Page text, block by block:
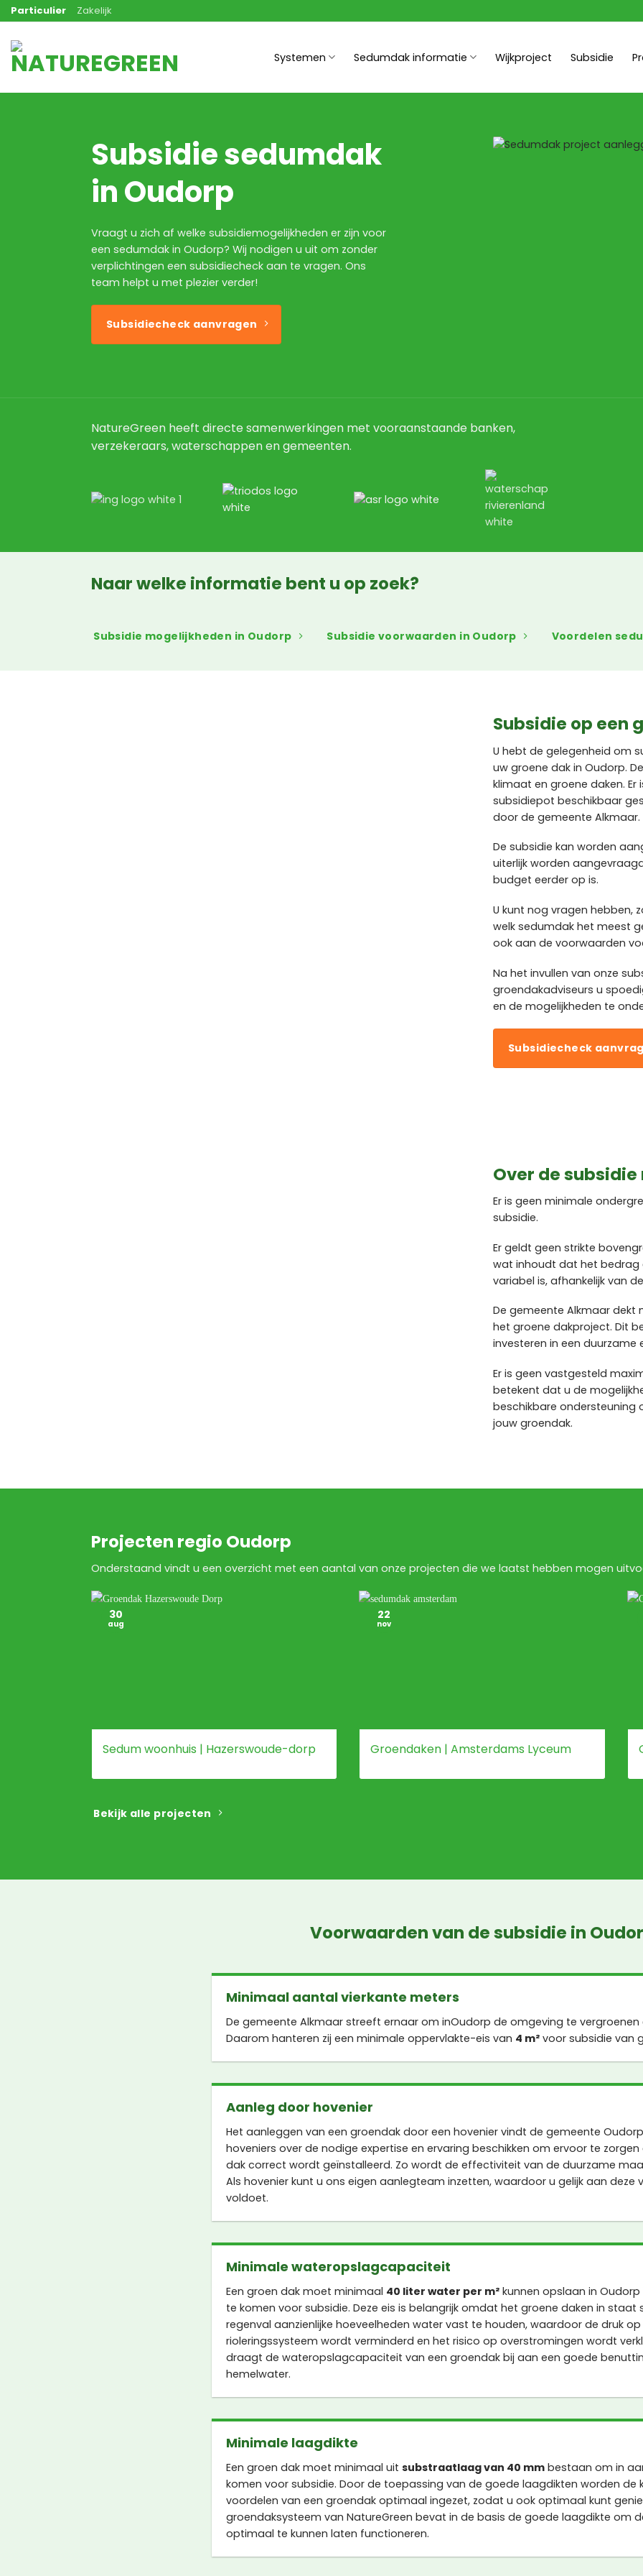
Ga
naar
inhoud
Particulier Zakelijk
Systemen Sedumdak informatie Wijkproject Subsidie
Subsidie sedumdak
in Oudorp
Vraagt u zich af welke subsidiemogelijkheden er zijn voor
een sedumdak in Oudorp? Wij nodigen u uit om zonder
verplichtingen een subsidiecheck aan te vragen. Ons
team helpt u met plezier verder!
Subsidiecheck aanvragen
NatureGreen heeft directe samenwerkingen met vooraanstaande banken,
verzekeraars, waterschappen en gemeenten.
Naar welke informatie bent u op zoek?
Subsidie mogelijkheden in Oudorp Subsidie voorwaarden in Oudorp Voordelen
Subsidie op een
U hebt de gelegenheid om
uw groene dak in Oudorp.
klimaat en groene daken.
subsidiepot beschikbaar
door de gemeente Alkmaar.
De subsidie kan worden
uiterlijk worden
budget eerder op is.
U kunt nog vragen hebben,
welk sedumdak het meest
ook aan de voorwaarden
Na het invullen van onze
groendakadviseurs u
en de mogelijkheden te
Subsidiecheck
Over de
Er is geen minimale
subsidie.
Er geldt geen strikte
wat inhoudt dat het bedrag
variabel is, afhankelijk van
De gemeente Alkmaar dekt
het groene dakproject. Dit
investeren in een duurzame
Er is geen vastgesteld
betekent dat u de
beschikbare ondersteuning
jouw groendak.
Projecten regio Oudorp
Onderstaand vindt u een overzicht met een aantal van onze projecten die we laatst hebben mogen
Sedum woonhuis | Hazerswoude-dorp
30
aug
Groendaken | Amsterdams Lyceum
22
nov
Bekijk alle projecten
Voorwaarden van de subsidie in
Minimaal aantal vierkante meters
De gemeente Alkmaar streeft ernaar om inOudorp de omgeving te vergroenen
Daarom hanteren zij een minimale oppervlakte-eis van 4 m² voor subsidie van
Aanleg door hovenier
Het aanleggen van een groendak door een hovenier vindt de gemeente
hoveniers over de nodige expertise en ervaring beschikken om ervoor te
dak correct wordt geïnstalleerd. Zo wordt de effectiviteit van de duurzame
Als hovenier kunt u ons eigen aanlegteam inzetten, waardoor u gelijk aan deze
voldoet.
Minimale wateropslagcapaciteit
Een groen dak moet minimaal 40 liter water per m² kunnen opslaan in
te komen voor subsidie. Deze eis is belangrijk omdat het groene daken in staat
regenval aanzienlijke hoeveelheden water vast te houden, waardoor de druk
rioleringssysteem wordt verminderd en het risico op overstromingen wordt
draagt de wateropslagcapaciteit van een groendak bij aan een goede
hemelwater.
Minimale laagdikte
Een groen dak moet minimaal uit substraatlaag van 40 mm bestaan om in
komen voor subsidie. Door de toepassing van de goede laagdikten worden de
voordelen van een groendak optimaal ingezet, zodat u ook optimaal kunt
groendaksysteem van NatureGreen bevat in de basis de goede laagdikte om
optimaal te kunnen laten functioneren.